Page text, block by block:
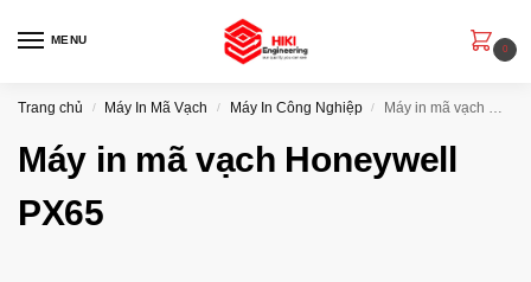
MENU
0
Trang chủ / Máy In Mã Vạch / Máy In Công Nghiệp / Máy in mã vạch Honeywell PX65
Máy in mã vạch Honeywell
PX65